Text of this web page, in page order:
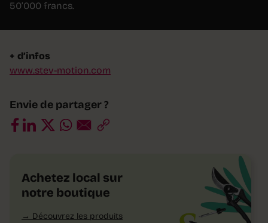
50’000 francs.
+ d’infos
www.stev-motion.com
Envie de partager ?
Achetez local sur
notre boutique
Découvrez les produits